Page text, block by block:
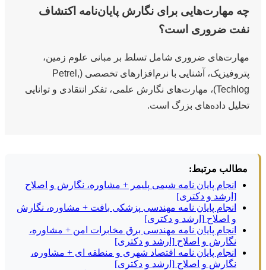
چه مهارت‌هایی برای نگارش پایان‌نامه اکتشاف
نفت ضروری است؟
مهارت‌های ضروری شامل تسلط بر مبانی علوم زمین،
پتروفیزیک، آشنایی با نرم‌افزارهای تخصصی (Petrel,
Techlog)، مهارت‌های نگارش علمی، تفکر انتقادی و توانایی
تحلیل داده‌های بزرگ است.
مطالب مرتبط:
انجام پایان نامه شیمی پلیمر + مشاوره، نگارش و اصلاح
[ارشد و دکتری]
انجام پایان نامه مهندسی پزشکی بافت + مشاوره، نگارش
و اصلاح [ارشد و دکتری]
انجام پایان نامه مهندسی برق مخابرات امن + مشاوره،
نگارش و اصلاح [ارشد و دکتری]
انجام پایان نامه اقتصاد شهری و منطقه ای + مشاوره،
نگارش و اصلاح [ارشد و دکتری]